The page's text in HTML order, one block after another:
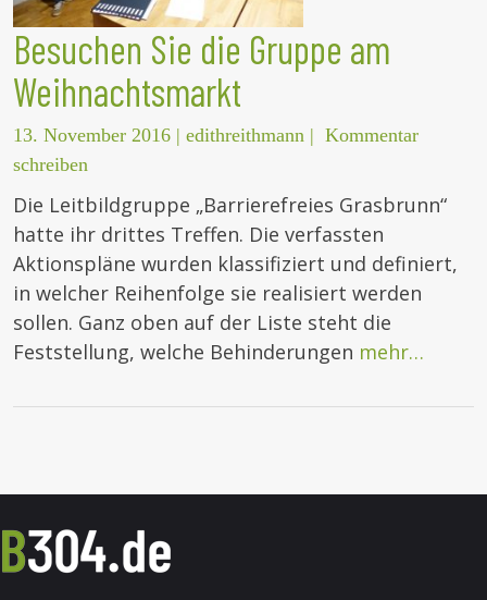
Besuchen Sie die Gruppe am
Weihnachtsmarkt
13. November 2016 | edithreithmann | Kommentar
schreiben
Die Leitbildgruppe „Barrierefreies Grasbrunn“
hatte ihr drittes Treffen. Die verfassten
Aktionspläne wurden klassifiziert und definiert,
in welcher Reihenfolge sie realisiert werden
sollen. Ganz oben auf der Liste steht die
Feststellung, welche Behinderungen mehr…